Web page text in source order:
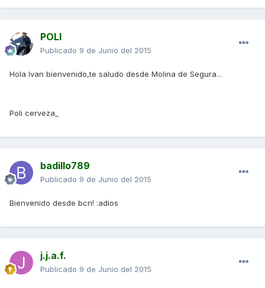
POLI
Publicado 9 de Junio del 2015
Hola Ivan bienvenido,te saludo desde Molina de Segura...
Poli cerveza_
badillo789
Publicado 9 de Junio del 2015
Bienvenido desde bcn! :adios
j.j.a.f.
Publicado 9 de Junio del 2015